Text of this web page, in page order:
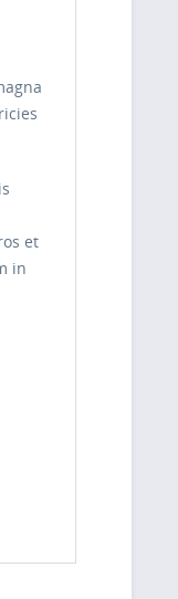
et
in